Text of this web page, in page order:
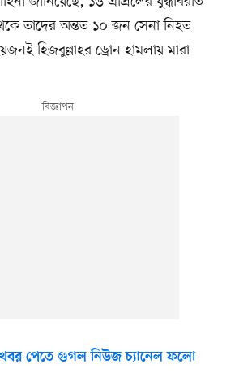
তাদের অন্তত ১০ জন সেনা নিহত
হিজবুল্লাহর ড্রোন হামলায় মারা
পেতে গুগল নিউজ চ্যানেল ফলো